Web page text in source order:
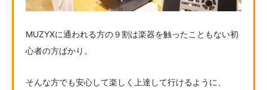
MUZYXに通われる方の９割は楽器を触ったこともない初
心者の方ばかり。
そんな方でも安心して楽しく上達して行けるように、